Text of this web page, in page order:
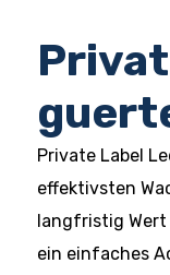
Private Label
effektivsten
langfristig
ein einfaches